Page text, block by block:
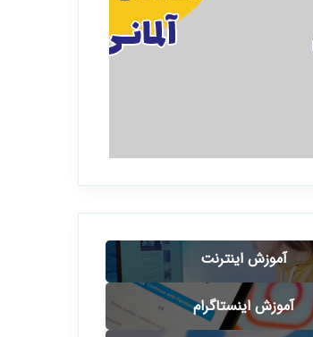
آموزش اینترنت
آموزش اینستاگرام